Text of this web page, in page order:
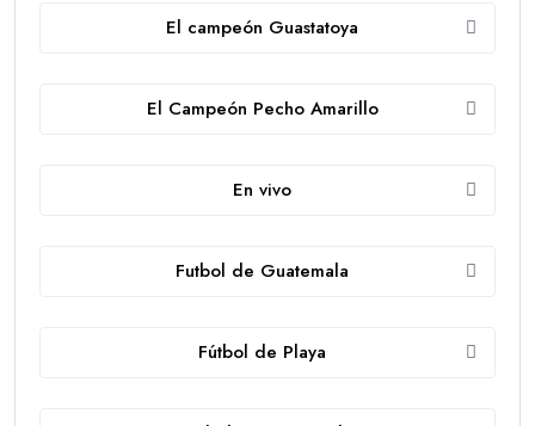
El campeón Guastatoya
El Campeón Pecho Amarillo
En vivo
Futbol de Guatemala
Fútbol de Playa